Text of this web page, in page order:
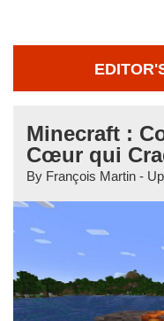
Minecraft :
Cœur qui
By François Martin -